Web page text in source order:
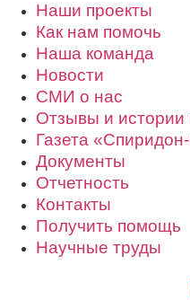
Наши проекты
Как нам помочь
Наша команда
Новости
СМИ о нас
Отзывы и истории
Газета
Документы
Отчетность
Контакты
Получить помощь
Научные труды